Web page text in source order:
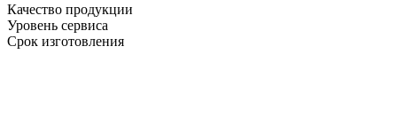
Качество продукции
Уровень сервиса
Срок изготовления